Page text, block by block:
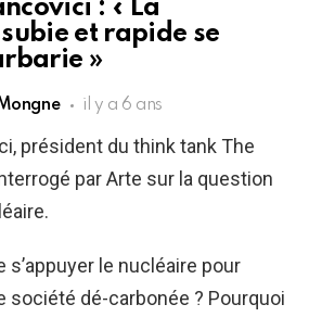
: « La
et rapide se
»
il y a 6 ans
président du think tank The
par Arte sur la question
le nucléaire pour
société dé-carbonée ? Pourquoi